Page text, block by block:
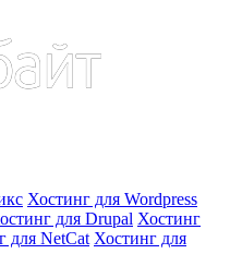
Хостинг для Wordpress
для Drupal Хостинг
для NetCat Хостинг для